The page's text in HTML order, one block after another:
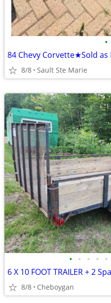
•
84 Chevy Corvette★Sold
8/8 Sault Ste Marie
• • • • •
6 X 10 FOOT TRAILER + 2
8/8 Cheboygan